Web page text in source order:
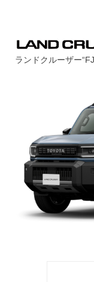
ランドクルーザー